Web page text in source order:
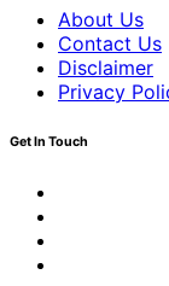
About Us
Contact Us
Disclaimer
Privacy
Get In Touch